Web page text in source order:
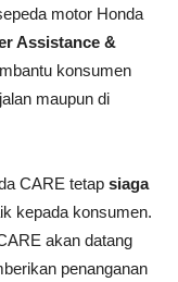
motor Honda
Assistance &
konsumen
jalan maupun di
CARE tetap siaga
kepada konsumen.
akan datang
penanganan